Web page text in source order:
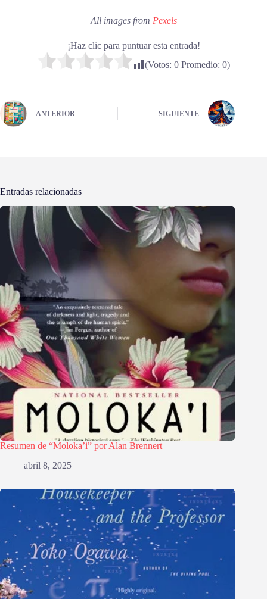
All images from Pexels
¡Haz clic para puntuar esta entrada!
(Votos: 0Promedio: 0)
ANTERIOR SIGUIENTE
Entradas relacionadas
Resumen de “Moloka’i” por Alan Brennert
abril 8, 2025